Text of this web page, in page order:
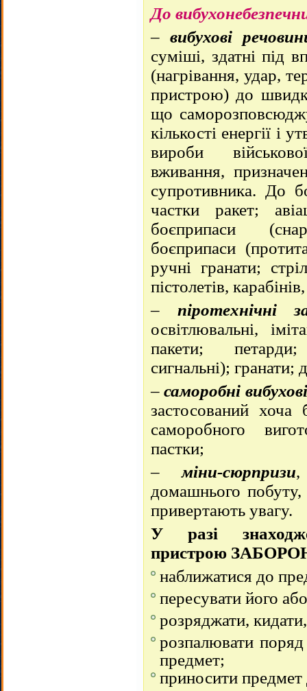
До
–вибухові
суміші, здатні під
(нагрівання, удар,
пристрою) до
що
кількості енергії і
вироби
вживання,
супротивника. До
частки ракет;
боєприпаси
боєприпаси
ручні гранати;
пістолетів,
– піротехнічні
освітлювальні,
пакети;
сигнальні);
–саморобні
застосований хоча
саморобного
пастки;
–міни-сюрпризи,
домашнього
привертають увагу.
У разі
пристрою
наближатися до
пересувати його
розряджати,
розпалювати
предмет;
приносити